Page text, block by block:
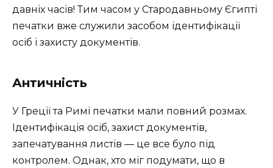
давніх часів! Тим часом у Стародавньому Єгипті
печатки вже служили засобом ідентифікації
осіб і захисту документів.
Античність
У Греції та Римі печатки мали повний розмах.
Ідентифікація осіб, захист документів,
запечатування листів — це все було під
контролем. Однак, хто міг подумати, що в